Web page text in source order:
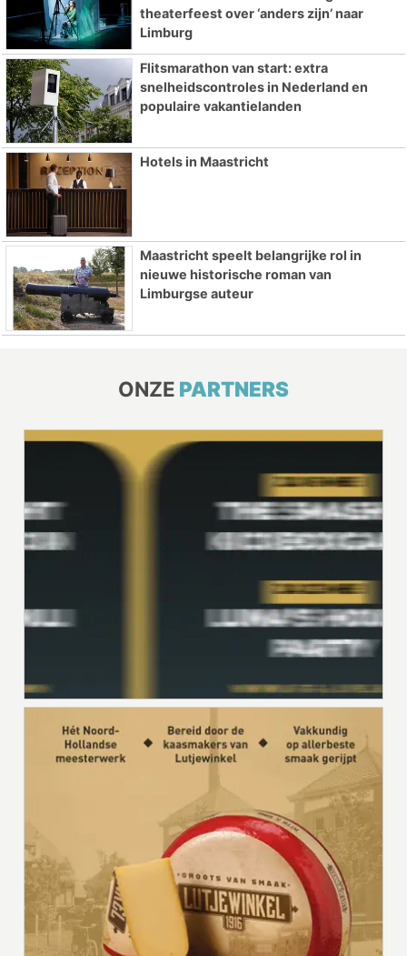
theaterfeest over ‘anders zijn’ naar
Limburg
Flitsmarathon van start: extra
snelheidscontroles in Nederland en
populaire vakantielanden
Hotels in Maastricht
Maastricht speelt belangrijke rol in
nieuwe historische roman van
Limburgse auteur
ONZE PARTNERS